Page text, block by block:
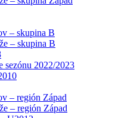
– skupina B
– skupina B
sezónu 2022/2023
– región Západ
– región Západ